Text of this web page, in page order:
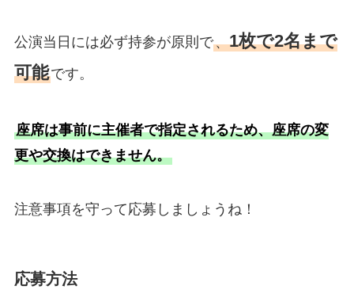
公演当日には必ず持参が原則で、1枚で2名まで
可能です。
座席は事前に主催者で指定されるため、座席の変
更や交換はできません。
注意事項を守って応募しましょうね！
応募方法